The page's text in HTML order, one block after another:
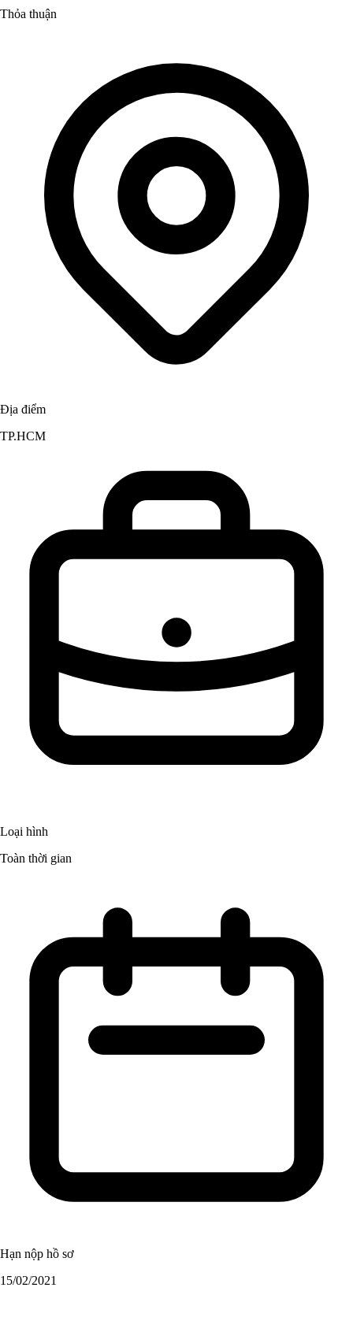
Thỏa thuận
Địa điểm
TP.HCM
Loại hình
Toàn thời gian
Hạn nộp hồ sơ
15/02/2021